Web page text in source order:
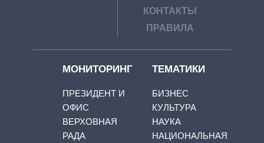
КОНТАКТЫ
ПРАВИЛА
МОНИТОРИНГ
ПРЕЗИДЕНТ И
ОФИС
ВЕРХОВНАЯ
РАДА
ТЕМАТИКИ
БИЗНЕС
КУЛЬТУРА
НАУКА
НАЦИОНАЛЬНАЯ